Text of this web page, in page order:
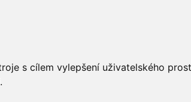
s cílem vylepšení uživatelského